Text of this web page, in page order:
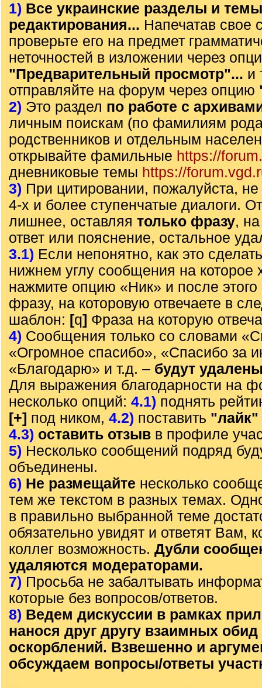
1) Все украинские разделы и
редактирования... Напечатав свое
проверьте его на предмет
неточностей в изложении через
"Предварительный просмотр"... и
отправляйте на форум через опцию
2) Это раздел по работе с
личным поискам (по фамилиям
родственников и отдельным
открывайте фамильные https://
дневниковые темы https://
3) При цитировании, пожалуйста, не
4-х и более ступенчатые диалоги.
лишнее, оставляя только фразу,
ответ или пояснение, остальное
3.1) Если непонятно, как это
нижнем углу сообщения на которое
нажмите опцию «Ник» и после этого
фразу, на которовую отвечаете в
шаблон: [q] Фраза на которую
4) Сообщения только со словами
«Огромное спасибо», «Спасибо за
«Благодарю» и т.д. – будут
Для выражения благодарности на
несколько опций: 4.1) поднять
[+] под ником, 4.2) поставить "лайк"
4.3) оставить отзыв в профиле
5) Несколько сообщений подряд
объединены.
6) Не размещайте несколько
тем же текстом в разных темах.
в правильно выбранной теме
обязательно увидят и ответят Вам,
коллег возможность. Дубли
удаляются модераторами.
7) Просьба не забалтывать
которые без вопросов/ответов.
8) Ведем дискуссии в рамках
нанося друг другу взаимных обид
оскорблений. Взвешенно и
обсуждаем вопросы/ответы